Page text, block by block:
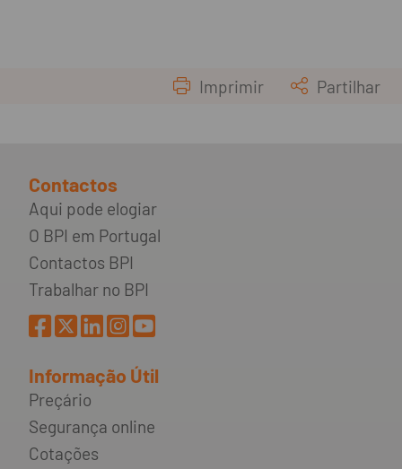
Imprimir Partilhar
Contactos
Aqui pode elogiar
O BPI em Portugal
Contactos BPI
Trabalhar no BPI
Informação Útil
Preçário
Segurança online
Cotações